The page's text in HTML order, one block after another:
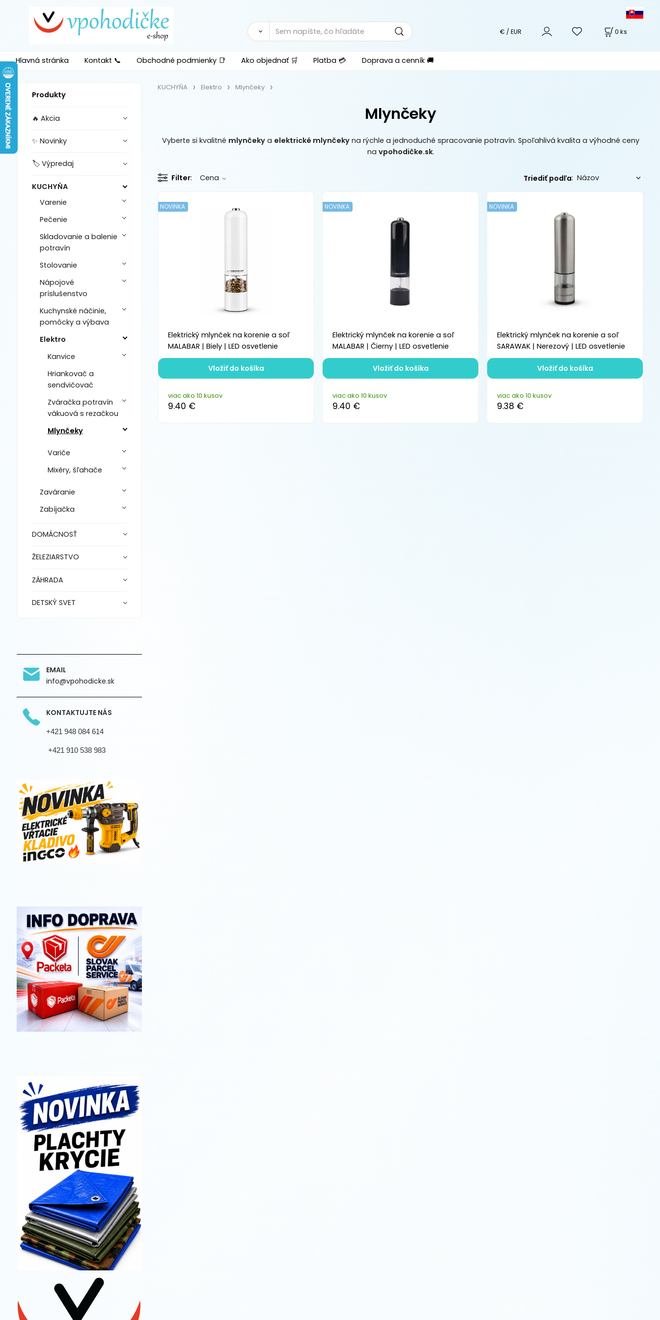
0 ks
€ / EUR
Hlavná stránka Kontakt 📞 Obchodné podmienky 📑 Ako objednať 🛒 Platba 💳 Doprava a cenník 🚚
Produkty
🔥 Akcia
✨ Novinky
🏷️ Výpredaj
KUCHYŇA
Varenie
Pečenie
Skladovanie a balenie
potravín
Stolovanie
Nápojové
príslušenstvo
Kuchynské náčinie,
pomôcky a výbava
Elektro
Kanvice
Hriankovač a
sendvičovač
Zváračka potravín
vákuová s rezačkou
Mlynčeky
Variče
Mixéry, šľahače
Zaváranie
Zabíjačka
DOMÁCNOSŤ
ŽELEZIARSTVO
ZÁHRADA
DETSKÝ SVET
EMAIL
info@vpohodicke.sk
KONTAKTUJTE NÁS
+421 948 084 614
+421 910 538 983
KUCHYŇA Elektro Mlynčeky
Mlynčeky
Vyberte si kvalitné mlynčekya elektrické mlynčekyna rýchle a jednoduché spracovanie potravín. Spoľahlivá kvalita a výhodné ceny
na vpohodičke.sk.
Filter Cena Triediť podľa:
Elektrický mlynček na korenie a soľ
MALABAR | Biely | LED osvetlenie
NOVINKA
viac ako 10 kusov
9.40 €
Vložiť do košíka
Elektrický mlynček na korenie a soľ
MALABAR | Čierny | LED osvetlenie
NOVINKA
viac ako 10 kusov
9.40 €
Vložiť do košíka
Elektrický mlynček na korenie a soľ
SARAWAK | Nerezový | LED osvetlenie
NOVINKA
viac ako 10 kusov
9.38 €
Vložiť do košíka